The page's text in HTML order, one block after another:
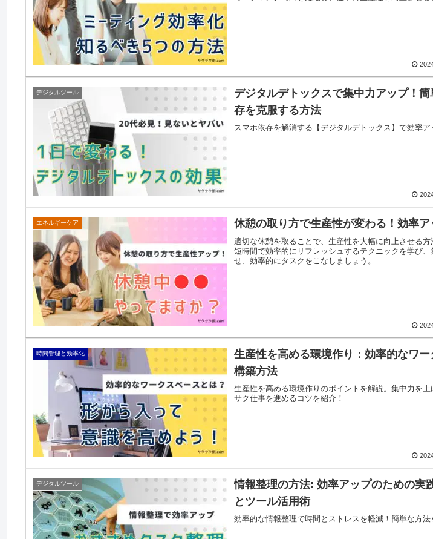
デジタルツール
デジタルデトックスで集中力アップ！
存を克服する方法
スマホ依存を解消する【デジタルデトックス】で効率ア
エネルギーケア 休憩の取り方で生産性が変わる！効率
適切な休憩を取ることで、生産性を大幅に向上させる方
短時間で効率的にリフレッシュするテクニックを学び、
せ、効率的にタスクをこなしましょう。
時間管理と効率化
生産性を高める環境作り：効率的なワ
構築方法
生産性を高める環境作りのポイントを解説。集中力を上
サク仕事を進めるコツを紹介！
デジタルツール
情報整理の方法: 効率アップのための実
とツール活用術
効率的な情報整理で時間とストレスを軽減！簡単な方法